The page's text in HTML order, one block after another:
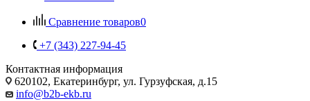
Сравнение товаров0
+7 (343) 227-94-45
Контактная информация
620102, Екатеринбург, ул. Гурзуфская, д.15
info@b2b-ekb.ru